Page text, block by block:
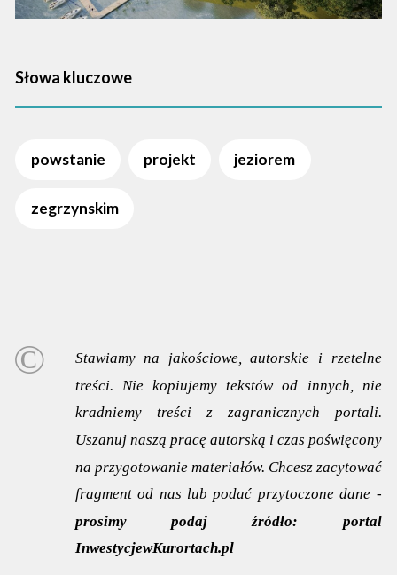
Słowa kluczowe
powstanie projekt jeziorem
zegrzynskim
Stawiamy na jakościowe, autorskie i rzetelne
treści. Nie kopiujemy tekstów od innych, nie
kradniemy treści z zagranicznych portali.
Uszanuj naszą pracę autorską i czas poświęcony
na przygotowanie materiałów. Chcesz zacytować
fragment od nas lub podać przytoczone dane -
prosimy podaj źródło:
portal
InwestycjewKurortach.pl